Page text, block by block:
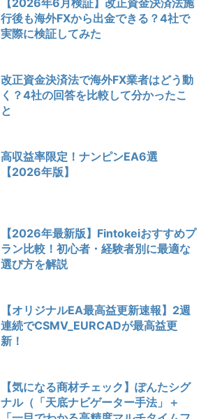
行後も海外FXから出金できる？4社で
実際に検証してみた
改正資金決済法で海外FX業者はどう動
く？4社の回答を比較して分かったこ
と
高収益率限定！ナンピンEA6選
【2026年版】
【2026年最新版】Fintokeiおすすめプ
ラン比較！初心者・経験者別に最適な
選び方を解説
【オリジナルEA最高益更新速報】2週
連続でCSMV_EURCADが最高益更
新！
【気になる商材チェック】ぽんたシグ
ナル（「天底ナビゲーター手法」＋